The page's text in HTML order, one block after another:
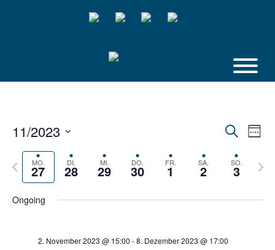
Suche
Ansichten,
Navigation
SucheWeek
11/2023
MO.
27 DI.
28 MI.
29 DO.
30 FR.
1 SA.
2 SO.
3
Previous
week
Next
week
Ongoing
2. November 2023 @ 15:00 -8. Dezember 2023 @ 17:00